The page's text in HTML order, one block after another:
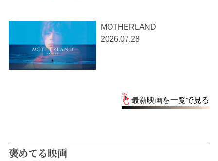
MOTHERLAND
2026.07.28
最新映画を一覧で見る
褒めてる映画